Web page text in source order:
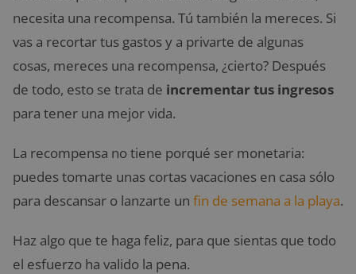
necesita una recompensa. Tú también la mereces. Si
vas a recortar tus gastos y a privarte de algunas
cosas, mereces una recompensa, ¿cierto? Después
de todo, esto se trata de incrementar tus ingresos
para tener una mejor vida.
La recompensa no tiene porqué ser monetaria:
puedes tomarte unas cortas vacaciones en casa sólo
para descansar o lanzarte un fin de semana a la playa.
Haz algo que te haga feliz, para que sientas que todo
el esfuerzo ha valido la pena.